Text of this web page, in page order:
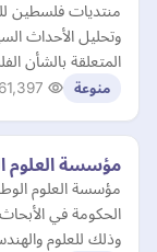
منتديات فلسطين
وتحليل الأحداث
المتعلقة بالشأن
منوعة
مؤسسة العلوم
مؤسسة العلوم
الحكومة في
وذلك للعلوم